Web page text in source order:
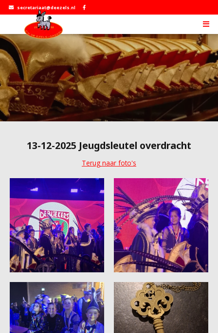
secretariaat@deezels.nl
13-12-2025 Jeugdsleutel overdracht
Terug naar foto's